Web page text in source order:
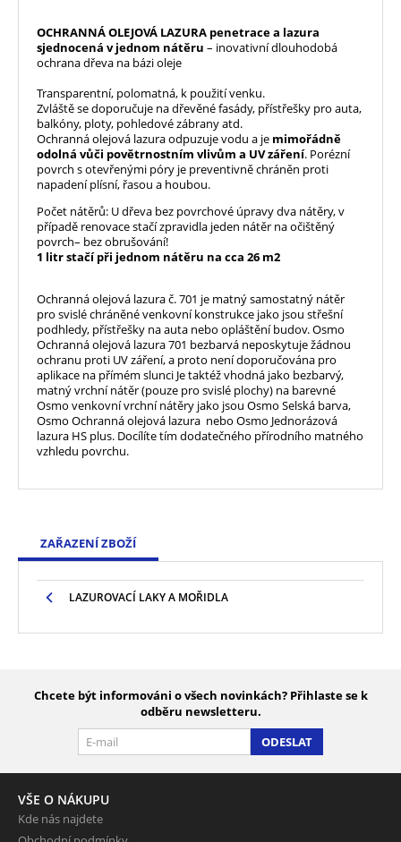
OCHRANNÁ OLEJOVÁ LAZURA penetrace a lazura
sjednocená v jednom nátěru – inovativní dlouhodobá
ochrana dřeva na bázi oleje
Transparentní, polomatná, k použití venku.
Zvláště se doporučuje na dřevěné fasády, přístřešky pro auta,
balkóny, ploty, pohledové zábrany atd.
Ochranná olejová lazura odpuzuje vodu a je mimořádně
odolná vůči povětrnostním vlivům a UV záření. Porézní
povrch s otevřenými póry je preventivně chráněn proti
napadení plísní, řasou a houbou.
Počet nátěrů: U dřeva bez povrchové úpravy dva nátěry, v
případě renovace stačí zpravidla jeden nátěr na očištěný
povrch– bez obrušování!
1 litr stačí při jednom nátěru na cca 26 m2
Ochranná olejová lazura č. 701 je matný samostatný nátěr
pro svislé chráněné venkovní konstrukce jako jsou střešní
podhledy, přístřešky na auta nebo opláštění budov. Osmo
Ochranná olejová lazura 701 bezbarvá neposkytuje žádnou
ochranu proti UV záření, a proto není doporučována pro
aplikace na přímém slunci Je taktéž vhodná jako bezbarvý,
matný vrchní nátěr (pouze pro svislé plochy) na barevné
Osmo venkovní vrchní nátěry jako jsou Osmo Selská barva,
Osmo Ochranná olejová lazura nebo Osmo Jednorázová
lazura HS plus. Docílíte tím dodatečného přírodního matného
vzhledu povrchu.
ZAŘAZENÍ ZBOŽÍ
LAZUROVACÍ LAKY A MOŘIDLA
Chcete být informováni o všech novinkách? Přihlaste se k
odběru newsletteru.
ODESLAT
VŠE O NÁKUPU
Kde nás najdete